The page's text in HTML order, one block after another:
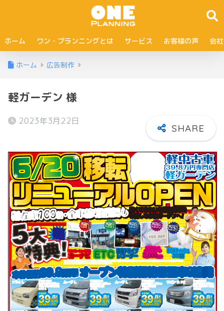
ホーム ワン・プランニングとは サービス お客様の声 会
ホーム 広告制作
軽ガーデン 様
2023年3月22日